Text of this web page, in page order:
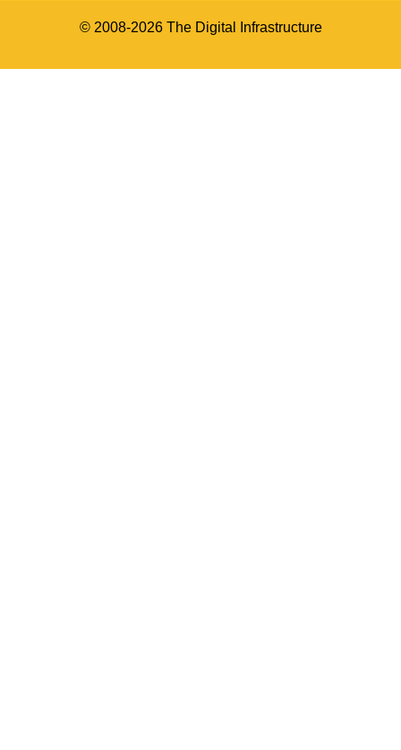
© 2008-2026 The Digital Infrastructure